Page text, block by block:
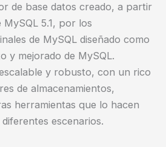
de base datos creado, a partir
5.1, por los
de MySQL diseñado como
y mejorado de MySQL.
y robusto, con un rico
de almacenamientos,
herramientas que lo hacen
escenarios.